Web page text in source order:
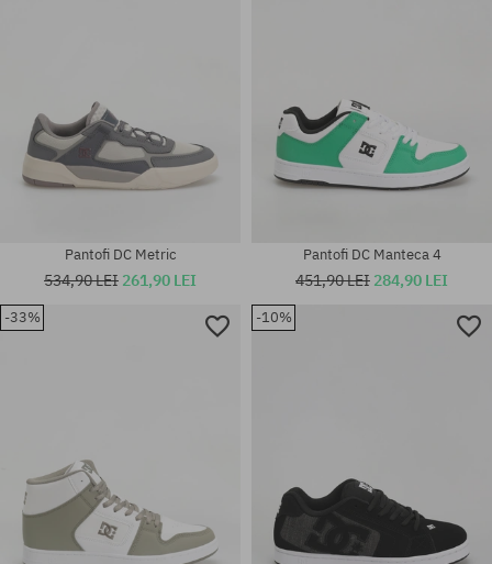
Mărimi existente:
Pantofi DC Metric
534,90 LEI 261,90 LEI
Pantofi DC Manteca 4
451,90 LEI 284,90 LEI
-33% -10%